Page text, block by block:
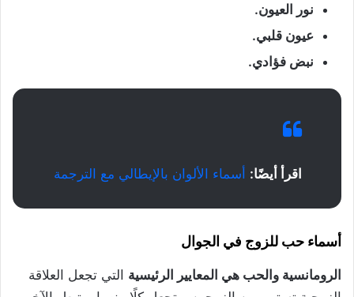
نور العيون.
عيون قلبي.
نبض فؤادي.
اقرأ أيضًا: أسماء الألوان بالإيطالي مع الترجمة
أسماء حب للزوج في الجوال
الرومانسية والحب هي المعايير الرئيسية التي تجعل العلاقة